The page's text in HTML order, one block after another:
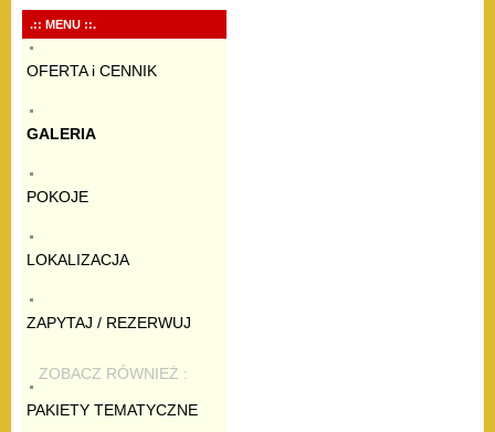
.:: MENU ::.
OFERTA i CENNIK
GALERIA
POKOJE
LOKALIZACJA
ZAPYTAJ / REZERWUJ
ZOBACZ RÓWNIEŻ :
PAKIETY TEMATYCZNE